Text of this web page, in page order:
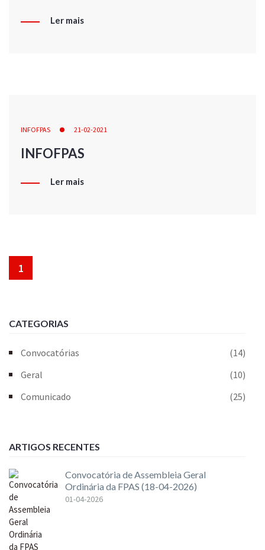
Ler mais
INFOFPAS 21-02-2021
INFOFPAS
Ler mais
1
CATEGORIAS
Convocatórias
(14)
Geral
(10)
Comunicado
(25)
ARTIGOS RECENTES
Convocatória de Assembleia Geral
Ordinária da FPAS (18-04-2026)
01-04-2026